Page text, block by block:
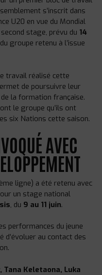
s’inscrit dans
U20 en vue du Mondial
stage, prévu du 14
groupe retenu à l’issue
travail réalisé cette
de poursuivre leur
la formation française.
le groupe qu’ils ont
six Nations cette saison.
AVEC
ligne) a été retenu avec
un stage national
, du 9 au 11 juin.
performances du jeune
au contact des
Tana Keletaona, Luka